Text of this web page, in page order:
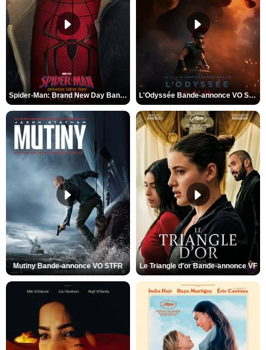
Spider-Man: Brand New Day Bande-annonce VO STFR L'Odyssée Bande-annonce VO STFR
Mutiny Bande-annonce VO STFR Le Triangle d'or Bande-annonce VF